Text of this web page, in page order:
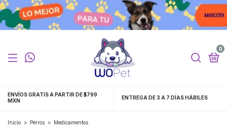
0
ENVÍOS GRATIS A PARTIR DE $799
MXN
ENTREGA DE 3 A 7 DÍAS HÁBILES
Inicio > Perros > Medicamentos